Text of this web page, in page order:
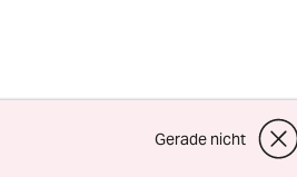
Gerade nicht